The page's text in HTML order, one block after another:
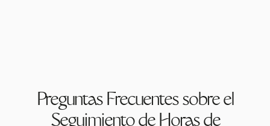
Preguntas Frecuentes sobre el
Seguimiento de Horas de